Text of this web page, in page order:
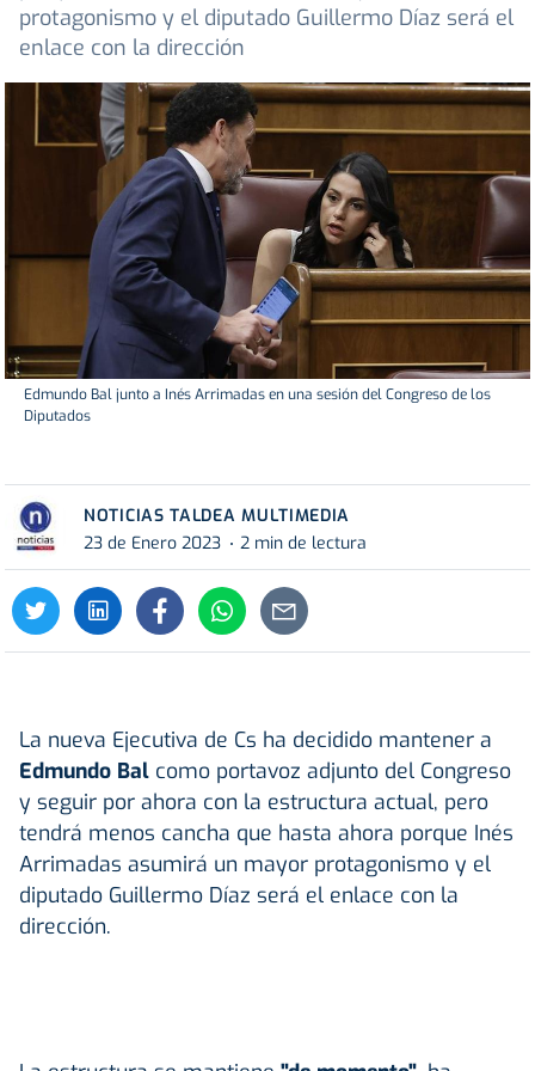
protagonismo y el diputado Guillermo Díaz será el
enlace con la dirección
Edmundo Bal junto a Inés Arrimadas en una sesión del Congreso de los
Diputados
NOTICIAS TALDEA MULTIMEDIA
23 de Enero 2023
2 min de lectura
La nueva Ejecutiva de Cs ha decidido mantener a
Edmundo Bal como portavoz adjunto del Congreso
y seguir por ahora con la estructura actual, pero
tendrá menos cancha que hasta ahora porque Inés
Arrimadas asumirá un mayor protagonismo y el
diputado Guillermo Díaz será el enlace con la
dirección.